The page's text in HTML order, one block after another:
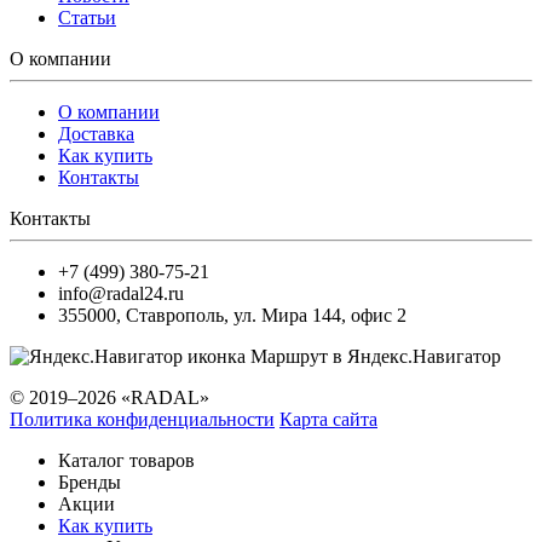
Статьи
О компании
О компании
Доставка
Как купить
Контакты
Контакты
+7 (499) 380-75-21
info@radal24.ru
355000, Ставрополь, ул. Мира 144, офис 2
Маршрут в Яндекс.Навигатор
© 2019–2026 «RADAL»
Политика конфиденциальности Карта сайта
Каталог товаров
Бренды
Акции
Как купить